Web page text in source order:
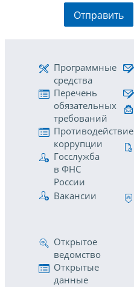
Отправить
Программные
средства
Перечень
обязательных
требований
Противодействие
коррупции
Госслужба
в ФНС
России
Вакансии
Открытое
ведомство
Открытые
данные